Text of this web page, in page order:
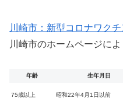
川崎市：新型コロナワク
川崎市のホームページによ
年齢 生年月日
75歳以上 昭和22年4月1日以前